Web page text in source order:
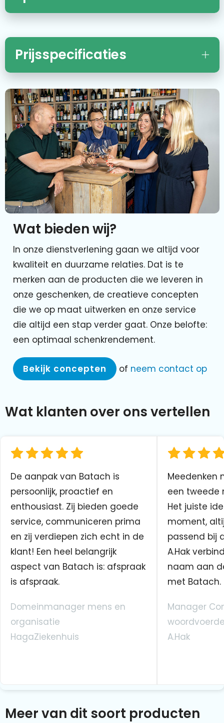
Prijsspecificaties
Wat bieden wij?
In onze dienstverlening gaan we altijd voor
kwaliteit en duurzame relaties. Dat is te
merken aan de producten die we leveren in
onze geschenken, de creatieve concepten
die we op maat uitwerken en onze service
die altijd een stap verder gaat. Onze belofte:
een optimaal schenkrendement.
Bekijk concepten of neem contact op
Wat klanten over ons vertellen
De aanpak van Batach is
persoonlijk, proactief en
enthousiast. Zij bieden goede
service, communiceren prima
en zij verdiepen zich echt in de
klant! Een heel belangrijk
aspect van Batach is: afspraak
is afspraak.
Domeinmanager mens en
organisatie
HagaZiekenhuis
Meedenken
een tweede
Het juiste
moment,
passend bij
A.Hak
naam aan
met Batach.
Manager
A.Hak
Meer van dit soort producten